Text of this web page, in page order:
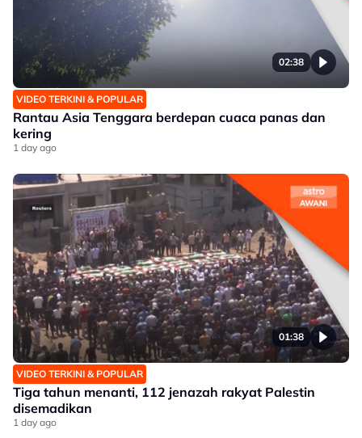
02:38
VIDEO TERKINI & POPULAR
Rantau Asia Tenggara berdepan cuaca panas dan
kering
1 day ago
01:38
VIDEO TERKINI & POPULAR
Tiga tahun menanti, 112 jenazah rakyat Palestin
disemadikan
1 day ago